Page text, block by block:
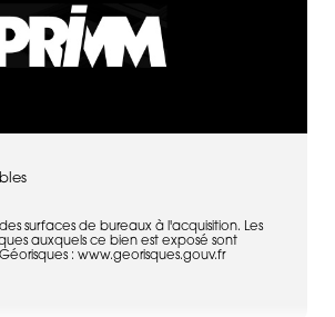
surfaces de bureaux à l'acquisition. Les
auxquels ce bien est exposé sont
: www.georisques.gouv.fr